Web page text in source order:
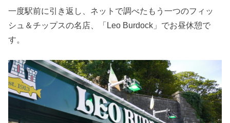
一度駅前に引き返し、ネットで調べたもう一つのフィッ
シュ＆チップスの名店、「Leo Burdock」でお昼休憩で
す。